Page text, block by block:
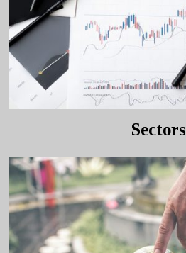
Sectors